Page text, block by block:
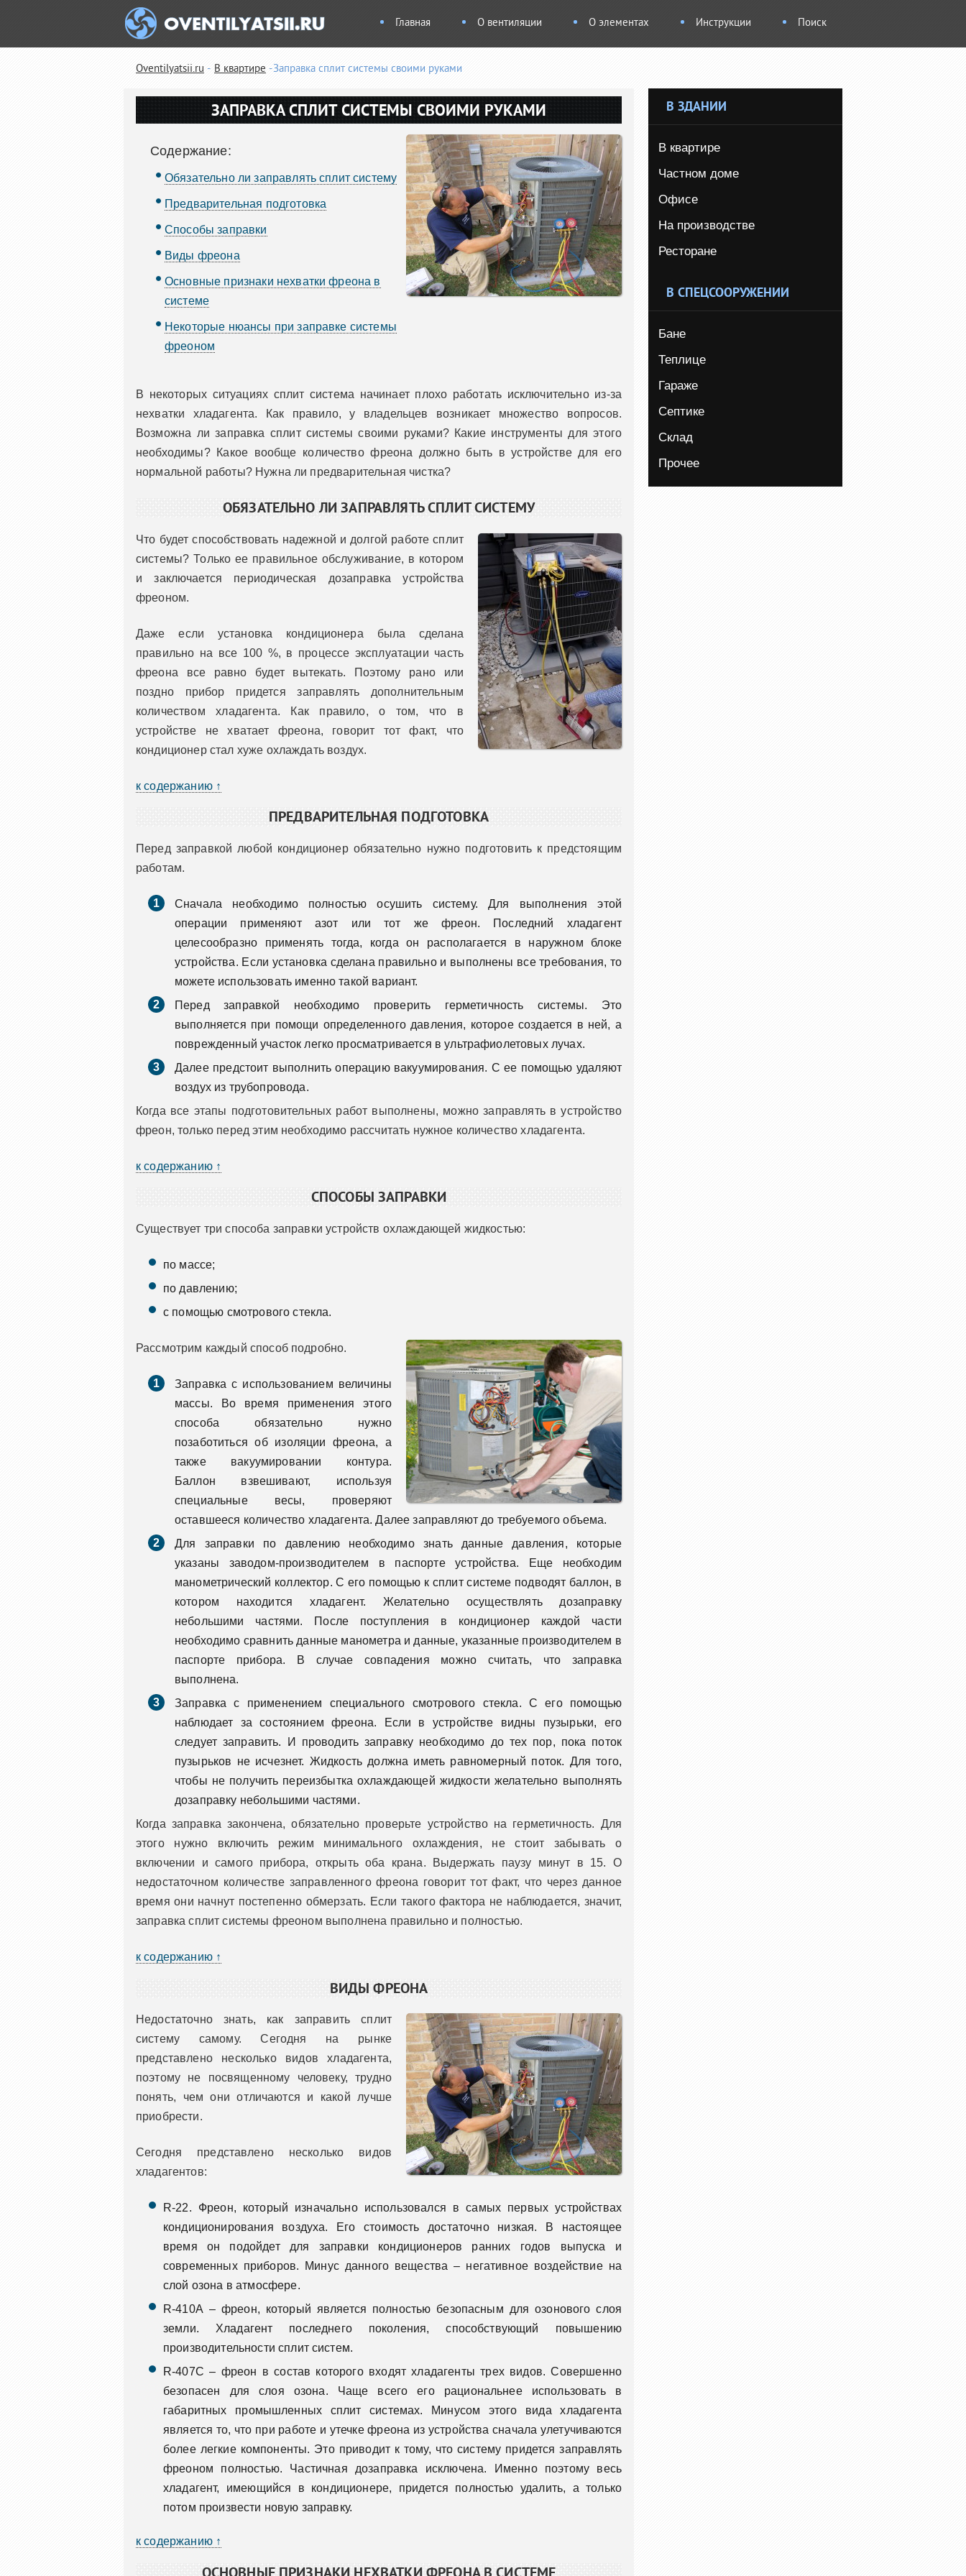
Главная О вентиляции О элементах Инструкции Поиск
Oventilyatsii.ru В квартире Заправка сплит системы своими руками
ЗАПРАВКА СПЛИТ СИСТЕМЫ СВОИМИ РУКАМИ
Содержание:
Обязательно ли заправлять сплит систему
Предварительная подготовка
Способы заправки
Виды фреона
Основные признаки нехватки фреона в
системе
Некоторые нюансы при заправке системы
фреоном
В некоторых ситуациях сплит система начинает плохо работать исключительно из-за
нехватки хладагента. Как правило, у владельцев возникает множество вопросов.
Возможна ли заправка сплит системы своими руками? Какие инструменты для этого
необходимы? Какое вообще количество фреона должно быть в устройстве для его
нормальной работы? Нужна ли предварительная чистка?
ОБЯЗАТЕЛЬНО ЛИ ЗАПРАВЛЯТЬ СПЛИТ СИСТЕМУ
Что будет способствовать надежной и долгой работе сплит
системы? Только ее правильное обслуживание, в котором
и заключается периодическая дозаправка устройства
фреоном.
Даже если установка кондиционера была сделана
правильно на все 100 %, в процессе эксплуатации часть
фреона все равно будет вытекать. Поэтому рано или
поздно прибор придется заправлять дополнительным
количеством хладагента. Как правило, о том, что в
устройстве не хватает фреона, говорит тот факт, что
кондиционер стал хуже охлаждать воздух.
к содержанию ↑
ПРЕДВАРИТЕЛЬНАЯ ПОДГОТОВКА
Перед заправкой любой кондиционер обязательно нужно подготовить к предстоящим
работам.
Сначала необходимо полностью осушить систему. Для выполнения этой
операции применяют азот или тот же фреон. Последний хладагент
целесообразно применять тогда, когда он располагается в наружном блоке
устройства. Если установка сделана правильно и выполнены все требования, то
можете использовать именно такой вариант.
Перед заправкой необходимо проверить герметичность системы. Это
выполняется при помощи определенного давления, которое создается в ней, а
поврежденный участок легко просматривается в ультрафиолетовых лучах.
Далее предстоит выполнить операцию вакуумирования. С ее помощью удаляют
воздух из трубопровода.
Когда все этапы подготовительных работ выполнены, можно заправлять в устройство
фреон, только перед этим необходимо рассчитать нужное количество хладагента.
к содержанию ↑
СПОСОБЫ ЗАПРАВКИ
Существует три способа заправки устройств охлаждающей жидкостью:
по массе;
по давлению;
с помощью смотрового стекла.
Рассмотрим каждый способ подробно.
Заправка с использованием величины
массы. Во время применения этого
способа обязательно нужно
позаботиться об изоляции фреона, а
также вакуумировании контура.
Баллон взвешивают, используя
специальные весы, проверяют
оставшееся количество хладагента. Далее заправляют до требуемого объема.
Для заправки по давлению необходимо знать данные давления, которые
указаны заводом-производителем в паспорте устройства. Еще необходим
манометрический коллектор. С его помощью к сплит системе подводят баллон, в
котором находится хладагент. Желательно осуществлять дозаправку
небольшими частями. После поступления в кондиционер каждой части
необходимо сравнить данные манометра и данные, указанные производителем в
паспорте прибора. В случае совпадения можно считать, что заправка
выполнена.
Заправка с применением специального смотрового стекла. С его помощью
наблюдает за состоянием фреона. Если в устройстве видны пузырьки, его
следует заправить. И проводить заправку необходимо до тех пор, пока поток
пузырьков не исчезнет. Жидкость должна иметь равномерный поток. Для того,
чтобы не получить переизбытка охлаждающей жидкости желательно выполнять
дозаправку небольшими частями.
Когда заправка закончена, обязательно проверьте устройство на герметичность. Для
этого нужно включить режим минимального охлаждения, не стоит забывать о
включении и самого прибора, открыть оба крана. Выдержать паузу минут в 15. О
недостаточном количестве заправленного фреона говорит тот факт, что через данное
время они начнут постепенно обмерзать. Если такого фактора не наблюдается, значит,
заправка сплит системы фреоном выполнена правильно и полностью.
к содержанию ↑
ВИДЫ ФРЕОНА
Недостаточно знать, как заправить сплит
систему самому. Сегодня на рынке
представлено несколько видов хладагента,
поэтому не посвященному человеку, трудно
понять, чем они отличаются и какой лучше
приобрести.
Сегодня представлено несколько видов
хладагентов:
R-22. Фреон, который изначально использовался в самых первых устройствах
кондиционирования воздуха. Его стоимость достаточно низкая. В настоящее
время он подойдет для заправки кондиционеров ранних годов выпуска и
современных приборов. Минус данного вещества – негативное воздействие на
слой озона в атмосфере.
R-410А – фреон, который является полностью безопасным для озонового слоя
земли. Хладагент последнего поколения, способствующий повышению
производительности сплит систем.
R-407С – фреон в состав которого входят хладагенты трех видов. Совершенно
безопасен для слоя озона. Чаще всего его рациональнее использовать в
габаритных промышленных сплит системах. Минусом этого вида хладагента
является то, что при работе и утечке фреона из устройства сначала улетучиваются
более легкие компоненты. Это приводит к тому, что систему придется заправлять
фреоном полностью. Частичная дозаправка исключена. Именно поэтому весь
хладагент, имеющийся в кондиционере, придется полностью удалить, а только
потом произвести новую заправку.
к содержанию ↑
ОСНОВНЫЕ ПРИЗНАКИ НЕХВАТКИ ФРЕОНА В СИСТЕМЕ
В ЗДАНИИ
В квартире
Частном доме
Офисе
На производстве
Ресторане
В СПЕЦСООРУЖЕНИИ
Бане
Теплице
Гараже
Септике
Склад
Прочее